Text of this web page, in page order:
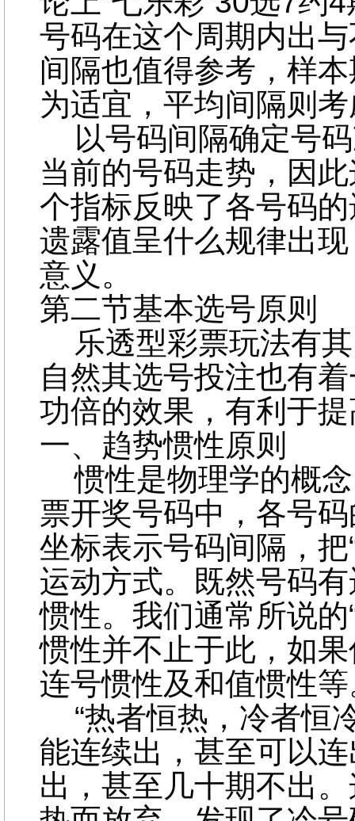
号码在这个周期内出
间隔也值得参考，样
为适宜，平均间隔则
以号码间隔确定号码
当前的号码走势，因
个指标反映了各号码
遗露值呈什么规律出
意义。
第二节基本选号原则
乐透型彩票玩法有其
自然其选号投注也有
功倍的效果，有利于
一、趋势惯性原则
惯性是物理学的概念
票开奖号码中，各号
坐标表示号码间隔，
运动方式。既然号码
惯性。我们通常所说
惯性并不止于此，如
连号惯性及和值惯性
“热者恒热，冷者恒
能连续出，甚至可以
出，甚至几十期不出